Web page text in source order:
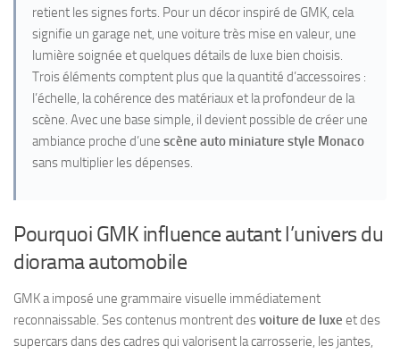
retient les signes forts. Pour un décor inspiré de GMK, cela
signifie un garage net, une voiture très mise en valeur, une
lumière soignée et quelques détails de luxe bien choisis.
Trois éléments comptent plus que la quantité d’accessoires :
l’échelle, la cohérence des matériaux et la profondeur de la
scène. Avec une base simple, il devient possible de créer une
ambiance proche d’une scène auto miniature style Monaco
sans multiplier les dépenses.
Pourquoi GMK influence autant l’univers du
diorama automobile
GMK a imposé une grammaire visuelle immédiatement
reconnaissable. Ses contenus montrent desvoiture de luxe et des
supercars dans des cadres qui valorisent la carrosserie, les jantes,